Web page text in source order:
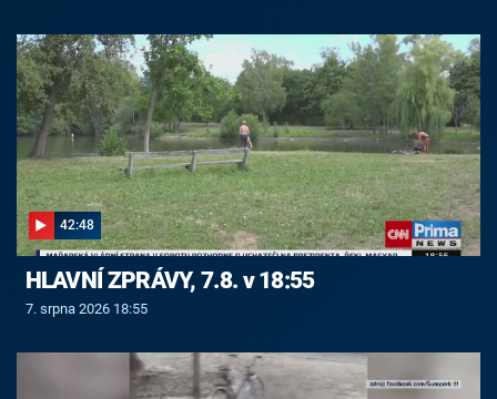
42:48
HLAVNÍ ZPRÁVY, 7.8. v 18:55
7. srpna 2026 18:55